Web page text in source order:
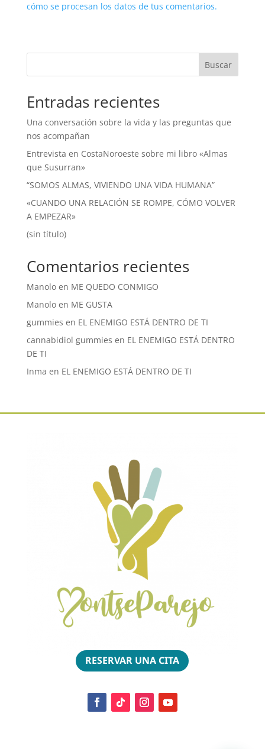
cómo se procesan los datos de tus comentarios.
Buscar
Entradas recientes
Una conversación sobre la vida y las preguntas que
nos acompañan
Entrevista en CostaNoroeste sobre mi libro «Almas
que Susurran»
“SOMOS ALMAS, VIVIENDO UNA VIDA HUMANA”
«CUANDO UNA RELACIÓN SE ROMPE, CÓMO VOLVER
A EMPEZAR»
(sin título)
Comentarios recientes
Manoloen ME QUEDO CONMIGO
Manoloen ME GUSTA
gummies en EL ENEMIGO ESTÁ DENTRO DE TI
cannabidiol gummies en EL ENEMIGO ESTÁ DENTRO
DE TI
Inma en EL ENEMIGO ESTÁ DENTRO DE TI
RESERVAR UNA CITA